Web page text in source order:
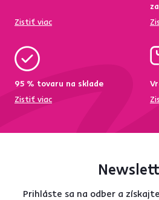
Zistiť viac
95 % tovaru na sklade
Zistiť viac
Prihláste sa na odber a